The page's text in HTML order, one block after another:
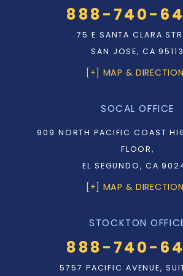
888-740-
75 E SANTA CLARA
SAN JOSE, CA 95113
[+] MAP &
SOCAL OFFICE
909 NORTH PACIFIC COAST
FLOOR,
EL SEGUNDO, CA
[+] MAP &
STOCKTON
888-740-
5757 PACIFIC AVENUE,